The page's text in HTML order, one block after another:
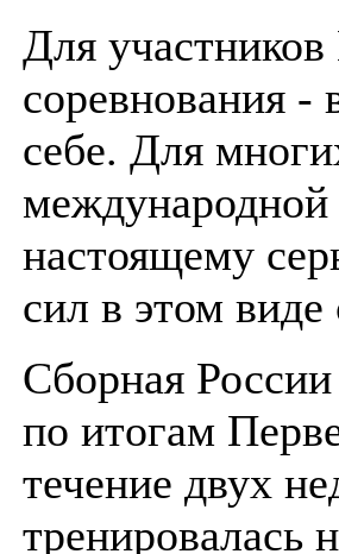
Для
соревнования -
себе. Для
международной
настоящему
сил в этом виде
Сборная
по итогам
течение двух
тренировалась